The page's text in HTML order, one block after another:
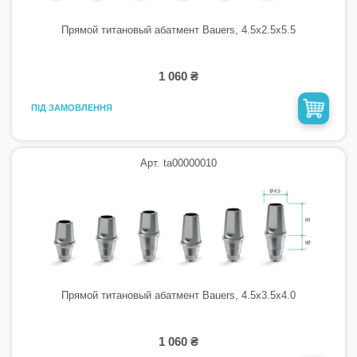
Прямой титановый абатмент Bauers, 4.5х2.5х5.5
1 060 ₴
ПІД ЗАМОВЛЕННЯ
Арт. ta00000010
Прямой титановый абатмент Bauers, 4.5х3.5х4.0
1 060 ₴